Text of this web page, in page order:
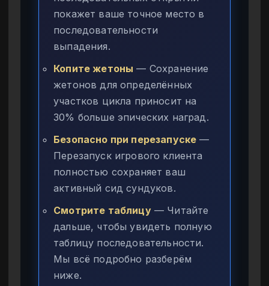
покажет ваше точное место в
последовательности
выпадения.
Копите жетоны — Сохранение
жетонов для определённых
участков цикла приносит на
30% больше эпических наград.
Безопасно при перезапуске —
Перезапуск игрового клиента
полностью сохраняет ваш
активный сид сундуков.
Смотрите таблицу— Читайте
дальше, чтобы увидеть полную
таблицу последовательности.
Мы всё подробно разберём
ниже.